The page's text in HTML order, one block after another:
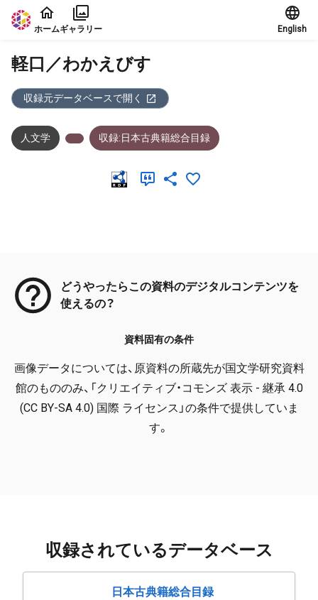
本文に飛ぶ
ホームギャラリー English
軽口／わかえびす
収録元データベースで開く
人文学 収録:日本古典籍総合目録
どうやったらこの資料のデジタルコンテンツを
使えるの？
資料固有の条件
画像データについては、原資料の所蔵先が国文学研究資料
館のもののみ、「クリエイティブ・コモンズ 表示 - 継承 4.0
(CC BY-SA 4.0) 国際 ライセンス」の条件で提供していま
す。
収録されているデータベース
日本古典籍総合目録